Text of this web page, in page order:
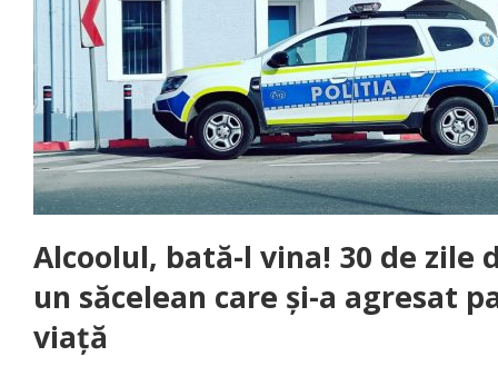
Alcoolul, bată-l vina! 30 de zile
un săcelean care și-a agresat
viață